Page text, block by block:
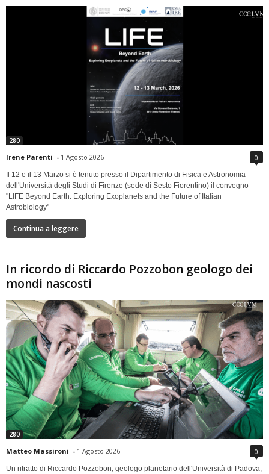
280
Irene Parenti - 1 Agosto 2026 0
Il 12 e il 13 Marzo si è tenuto presso il Dipartimento di Fisica e Astronomia
dell'Università degli Studi di Firenze (sede di Sesto Fiorentino) il convegno
"LIFE Beyond Earth. Exploring Exoplanets and the Future of Italian
Astrobiology"
Continua a leggere
In ricordo di Riccardo Pozzobon geologo dei
mondi nascosti
280
Matteo Massironi - 1 Agosto 2026 0
Un ritratto di Riccardo Pozzobon, geologo planetario dell'Università di Padova,